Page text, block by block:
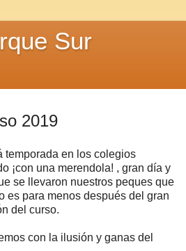
Sur
2019
temporada en los colegios
¡con una merendola! , gran día y
se llevaron nuestros peques que
es para menos después del gran
del curso.
con la ilusión y ganas del